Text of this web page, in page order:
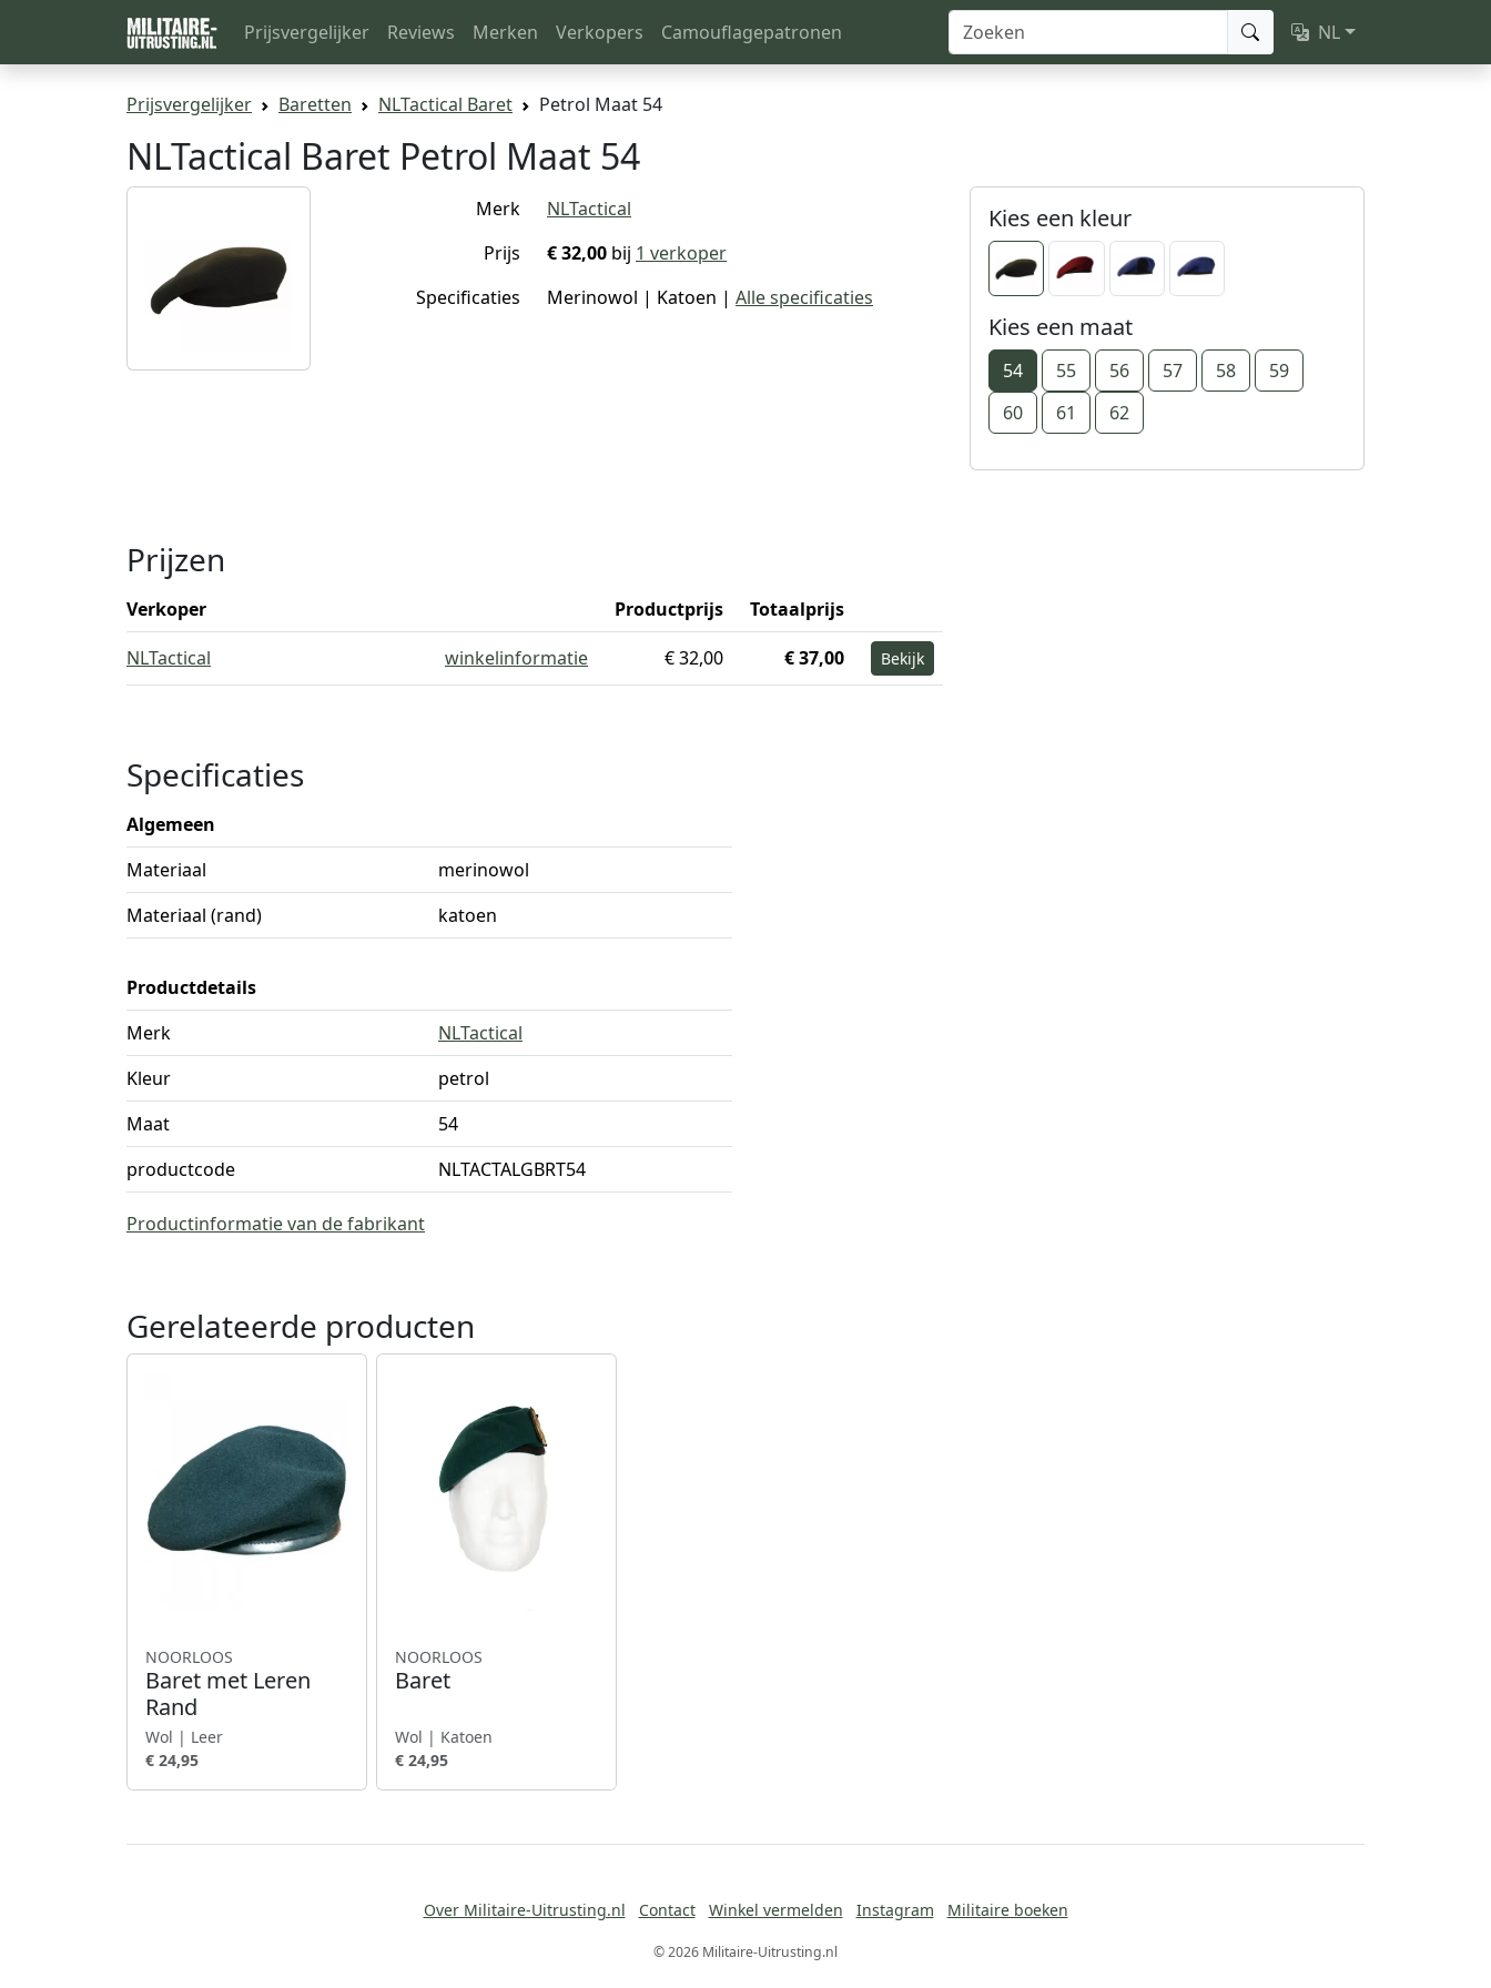
Prijsvergelijker Reviews Merken Verkopers Camouflagepatronen NL
Prijsvergelijker Baretten NLTactical Baret Petrol Maat 54
NLTactical Baret Petrol Maat 54
Merk
NLTactical
Prijs
€ 32,00 bij 1 verkoper
Specificaties
Merinowol | Katoen | Alle specificaties
Kies een kleur
Kies een maat
54 55 56 57 58
59
60
61 62
Prijzen
Verkoper Productprijs
Totaalprijs
NLTactical
winkelinformatie € 32,00 € 37,00 Bekijk
Specificaties
Algemeen
Materiaal
merinowol
Materiaal (rand)
katoen
Productdetails
Merk
NLTactical
Kleur
petrol
Maat
54
productcode
NLTACTALGBRT54
Productinformatie van de fabrikant
Gerelateerde producten
NOORLOOS
Baret met Leren
Rand
Wol | Leer
€ 24,95
NOORLOOS
Baret
Wol | Katoen
€ 24,95
Over Militaire-Uitrusting.nl Contact Winkel vermelden Instagram Militaire boeken
© 2026 Militaire-Uitrusting.nl